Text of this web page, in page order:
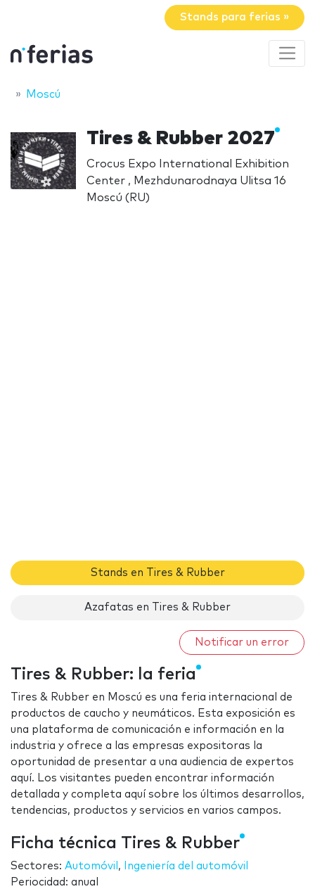
Stands para ferias »
Moscú
Tires & Rubber 2027
Crocus Expo International Exhibition
Center , Mezhdunarodnaya Ulitsa 16
Moscú (RU)
Stands en Tires & Rubber
Azafatas en Tires & Rubber
Notificar un error
Tires & Rubber: la feria
Tires & Rubber en Moscú es una feria internacional de
productos de caucho y neumáticos. Esta exposición es
una plataforma de comunicación e información en la
industria y ofrece a las empresas expositoras la
oportunidad de presentar a una audiencia de expertos
aquí. Los visitantes pueden encontrar información
detallada y completa aquí sobre los últimos desarrollos,
tendencias, productos y servicios en varios campos.
Ficha técnica Tires & Rubber
Sectores: Automóvil ,
Ingeniería del automóvil
Periocidad: anual